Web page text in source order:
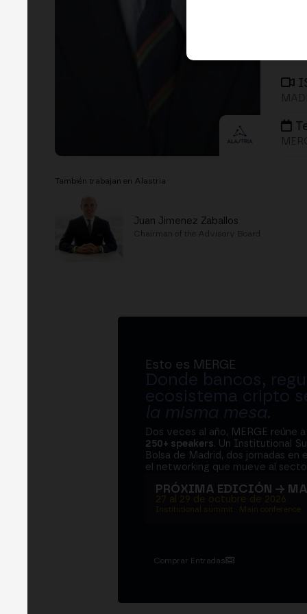
También trabajan en Alastria
Juan Jimenez Zaballos
Chairman of the Advisory Board
Esto es MERGE
Donde bancos,
ecosistema cripto
la misma mesa.
Dos veces al año, MERGE reúne
250+ speakers. Un Institutional
Bolsa de Madrid, dos jornadas en
el networking que mueve al
PRÓXIMA EDICIÓN →
27 al 29 de octubre de 2026
Institutional summit · Main conference
Comprar Entradas